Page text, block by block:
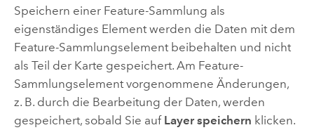
Speichern einer Feature-Sammlung als
eigenständiges Element werden die Daten mit dem
Feature-Sammlungselement beibehalten und nicht
als Teil der Karte gespeichert. Am Feature-
Sammlungselement vorgenommene Änderungen,
z. B. durch die Bearbeitung der Daten, werden
gespeichert, sobald Sie auf Layer speichern klicken.